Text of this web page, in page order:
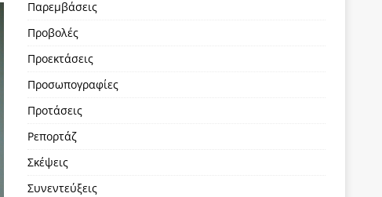
Παρεμβάσεις
Προβολές
Προεκτάσεις
Προσωπογραφίες
Προτάσεις
Ρεπορτάζ
Σκέψεις
Συνεντεύξεις